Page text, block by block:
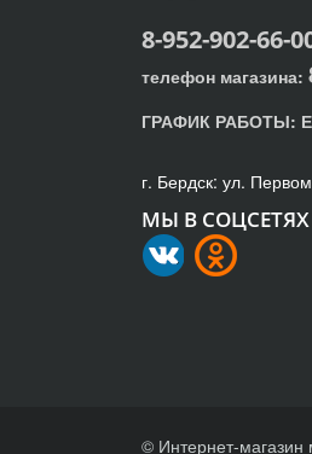
8-952-902-66-
телефон магазина:
ГРАФИК РАБОТЫ:
г. Бердск: ул.
МЫ В СОЦСЕТЯХ
© Интернет-